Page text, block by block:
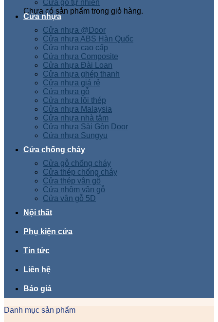
Chưa có sản phẩm trong giỏ hàng.
Cửa gỗ tự nhiên
Cửa nhựa
Cửa nhựa @Door
Cửa nhựa ABS Hàn Quốc
Cửa nhựa cao cấp
Cửa nhựa Composite
Cửa nhựa Đài Loan
Cửa nhựa ghép thanh
Cửa nhựa giá rẻ
Cửa nhựa gỗ
Cửa nhựa lõi thép
Cửa nhựa Malaysia
Cửa nhựa nhà tắm
Cửa nhựa Sài Gòn Door
Cửa nhựa Sungyu
Cửa chống cháy
Cửa gỗ chống cháy
Cửa thép chống cháy
Cửa thép vân gỗ
Cửa nhôm vân gỗ
Cửa vân gỗ 5D
Nội thất
Phụ kiện cửa
Tin tức
Liên hệ
Báo giá
Danh mục sản phẩm